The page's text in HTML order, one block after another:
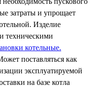
затраты и упрощает
Изделие
техническими
котельные.
поставляться как
эксплуатируемой
на базе котла